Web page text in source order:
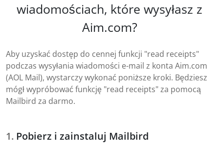
wiadomościach, które wysyłasz z
Aim.com?
Aby uzyskać dostęp do cennej funkcji "read receipts"
podczas wysyłania wiadomości e-mail z konta Aim.com
(AOL Mail), wystarczy wykonać poniższe kroki. Będziesz
mógł wypróbować funkcję "read receipts" za pomocą
Mailbird za darmo.
Pobierz i zainstaluj Mailbird